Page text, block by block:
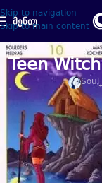
Skip to navigation
Skip to main content
ᲛᲔᲜᲘᲣ
Teen
ათიანი